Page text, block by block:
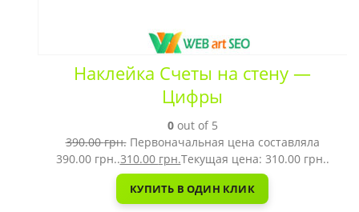
Наклейка Счеты на стену —
Цифры
0out of 5
390.00грн. Первоначальная цена составляла
390.00 грн..310.00 грн.Текущая цена: 310.00 грн..
КУПИТЬ В ОДИН КЛИК